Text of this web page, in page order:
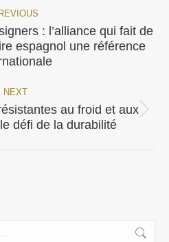
Previous
post:
: l’alliance qui fait de
espagnol une référence
NEXT
Next
post:
au froid et aux
défi de la durabilité